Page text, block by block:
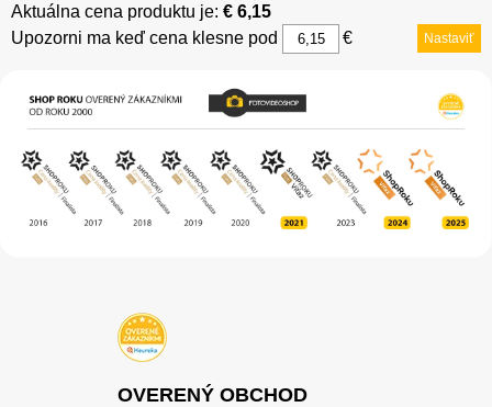
Aktuálna cena produktu je: € 6,15
Upozorni ma keď cena klesne pod
€ Nastaviť
OVERENÝ OBCHOD